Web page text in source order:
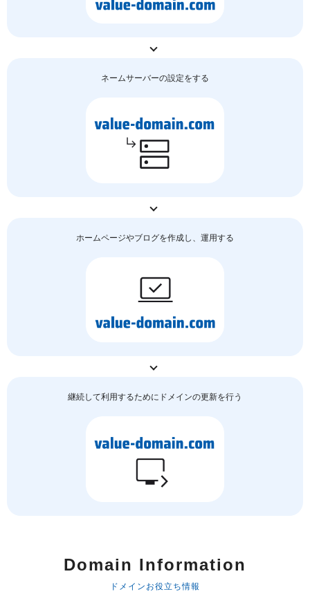
ネームサーバーの設定をする
ホームページやブログを作成し、運用する
継続して利用するためにドメインの更新を行う
Domain Information
ドメインお役立ち情報